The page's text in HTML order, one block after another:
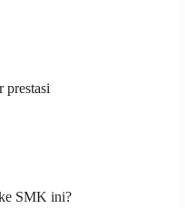
prestasi
SMK ini?